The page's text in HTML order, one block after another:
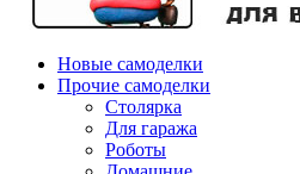
Новые самоделки
Прочие самоделки
Столярка
Для гаража
Роботы